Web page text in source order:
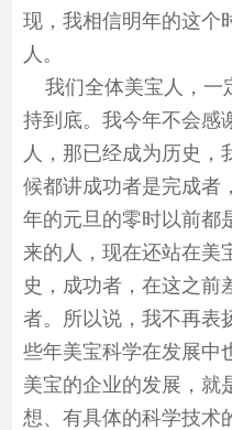
现，我相信明年的这个
人。
我们全体美宝人，一
持到底。我今年不会感
人，那已经成为历史，
候都讲成功者是完成者
年的元旦的零时以前都
来的人，现在还站在美
史，成功者，在这之前
者。所以说，我不再表
些年美宝科学在发展中
美宝的企业的发展，就
想、有具体的科学技术